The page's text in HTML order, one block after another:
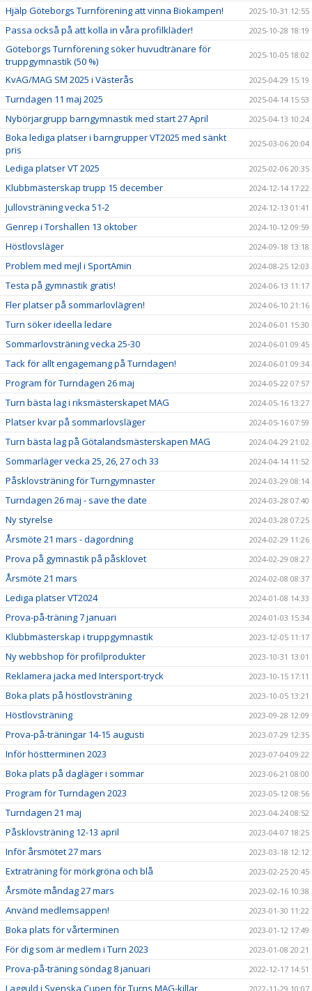
Hjälp Göteborgs Turnförening att vinna Biokampen! 2025-10-31 12:55
Passa också på att kolla in våra profilkläder! 2025-10-28 18:19
Göteborgs Turnförening söker huvudtränare för
truppgymnastik (50 %)
2025-10-05 18:02
KvAG/MAG SM 2025 i Västerås 2025-04-29 15:19
Turndagen 11 maj 2025 2025-04-14 15:53
Nybörjargrupp barngymnastik med start 27 April 2025-04-13 10:24
Boka lediga platser i barngrupper VT2025 med sänkt
pris
2025-03-06 20:04
Lediga platser VT 2025 2025-02-06 20:35
Klubbmästerskap trupp 15 december 2024-12-14 17:22
Jullovsträning vecka 51-2 2024-12-13 01:41
Genrep i Torshallen 13 oktober 2024-10-12 09:59
Höstlovsläger 2024-09-18 13:18
Problem med mejl i SportAmin 2024-08-25 12:03
Testa på gymnastik gratis! 2024-06-13 11:17
Fler platser på sommarlovlägren! 2024-06-10 21:16
Turn söker ideella ledare 2024-06-01 15:30
Sommarlovsträning vecka 25-30 2024-06-01 09:45
Tack för allt engagemang på Turndagen! 2024-06-01 09:34
Program för Turndagen 26 maj 2024-05-22 07:57
Turn bästa lag i riksmästerskapet MAG 2024-05-16 13:27
Platser kvar på sommarlovsläger 2024-05-16 07:59
Turn bästa lag på Götalandsmästerskapen MAG 2024-04-29 21:02
Sommarläger vecka 25, 26, 27 och 33 2024-04-14 11:52
Påsklovsträning för Turngymnaster 2024-03-29 08:14
Turndagen 26 maj - save the date 2024-03-28 07:40
Ny styrelse 2024-03-28 07:25
Årsmöte 21 mars - dagordning 2024-02-29 11:26
Prova på gymnastik på påsklovet 2024-02-29 08:27
Årsmöte 21 mars 2024-02-08 08:37
Lediga platser VT2024 2024-01-08 14:33
Prova-på-träning 7 januari 2024-01-03 15:34
Klubbmästerskap i truppgymnastik 2023-12-05 11:17
Ny webbshop för profilprodukter 2023-10-31 13:01
Reklamera jacka med Intersport-tryck 2023-10-15 17:11
Boka plats på höstlovsträning 2023-10-05 13:21
Höstlovsträning 2023-09-28 12:09
Prova-på-träningar 14-15 augusti 2023-07-29 12:35
Inför höstterminen 2023 2023-07-04 09:22
Boka plats på dagläger i sommar 2023-06-21 08:00
Program för Turndagen 2023 2023-05-12 08:56
Turndagen 21 maj 2023-04-24 08:52
Påsklovsträning 12-13 april 2023-04-07 18:25
Inför årsmötet 27 mars 2023-03-18 12:12
Extraträning för mörkgröna och blå 2023-02-25 20:45
Årsmöte måndag 27 mars 2023-02-16 10:38
Använd medlemsappen! 2023-01-30 11:22
Boka plats för vårterminen 2023-01-12 17:49
För dig som är medlem i Turn 2023 2023-01-08 20:21
Prova-på-träning söndag 8 januari 2022-12-17 14:51
Lagguld i Svenska Cupen för Turns MAG-killar 2022-11-29 10:07